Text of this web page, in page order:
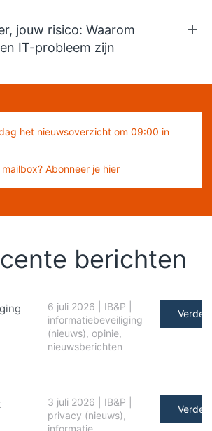
jouw risico: Waarom
IT-probleem zijn
het nieuwsoverzicht om 09:00 in
mailbox? Abonneer je hier
berichten
6 juli 2026 IB&P
informatiebeveiliging
(nieuws), opinie,
nieuwsberichten
Verder
3 juli 2026 IB&P
privacy (nieuws),
informatie,
Verder